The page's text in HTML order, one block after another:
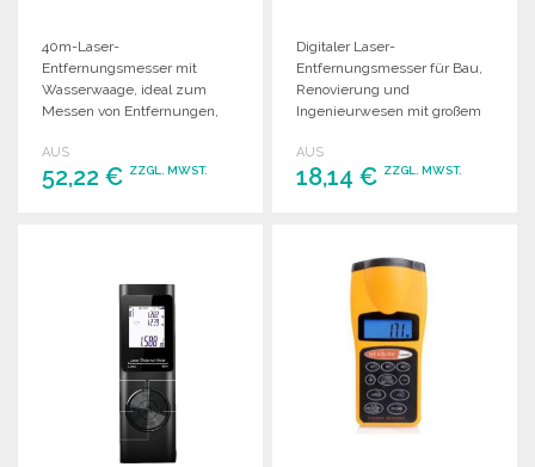
40m-Laser-
Entfernungsmesser mit
Wasserwaage, ideal zum
Messen von Entfernungen,
Kompakt und leicht für den
praktischen Gebrauch.
AUS
52,22 € ZZGL. MWST.
Digitaler Laser-
Entfernungsmesser für Bau,
Renovierung und
Ingenieurwesen mit großem
Messung und praktischen
Funktionen.
AUS
18,14 € ZZGL. MWST.
Angebot anfordern